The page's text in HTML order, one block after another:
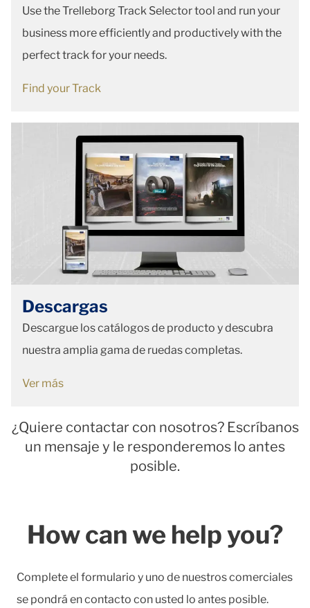
Use the Trelleborg Track Selector tool and run your
business more efficiently and productively with the
perfect track for your needs.
Find your Track
Descargas
Descargue los catálogos de producto y descubra
nuestra amplia gama de ruedas completas.
Ver más
¿Quiere contactar con nosotros? Escríbanos
un mensaje y le responderemos lo antes
posible.
How can we help you?
Complete el formulario y uno de nuestros comerciales
se pondrá en contacto con usted lo antes posible.